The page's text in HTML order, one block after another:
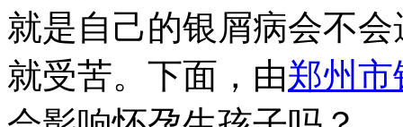
就是自己的银屑病会不
就受苦。下面，由郑州